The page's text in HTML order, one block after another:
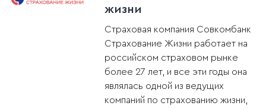
жизни
Страховая компания Совкомбанк
Страхование Жизни работает на
российском страховом рынке
более 27 лет, и все эти годы она
являлась одной из ведущих
компаний по страхованию жизни,